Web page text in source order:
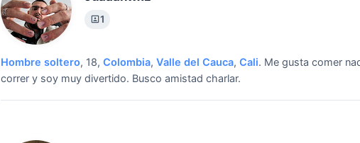
1
Hombre soltero, 18, Colombia, Valle del Cauca, Cali. Me gusta comer
correr y soy muy divertido. Busco amistad charlar.